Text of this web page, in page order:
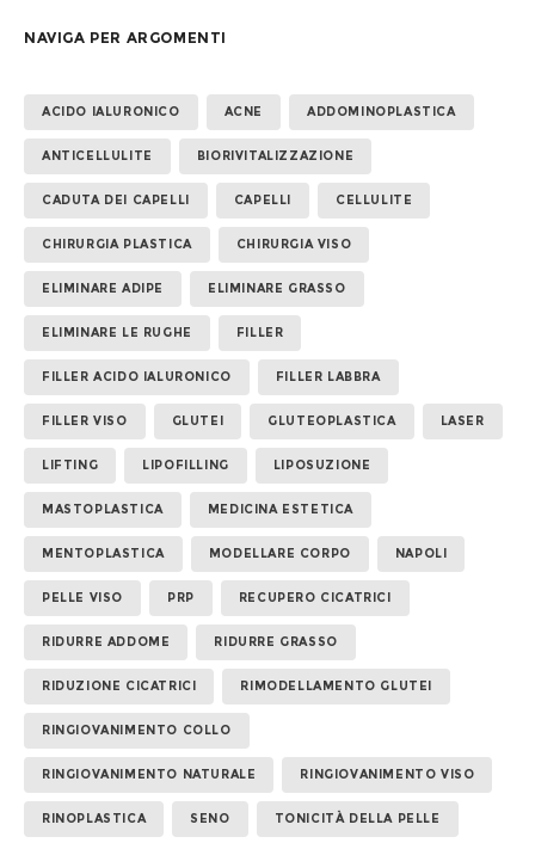
NAVIGA PER ARGOMENTI
ACIDO IALURONICO ACNE ADDOMINOPLASTICA
ANTICELLULITE BIORIVITALIZZAZIONE
CADUTA DEI CAPELLI CAPELLI CELLULITE
CHIRURGIA PLASTICA CHIRURGIA VISO
ELIMINARE ADIPE ELIMINARE GRASSO
ELIMINARE LE RUGHE FILLER
FILLER ACIDO IALURONICO FILLER LABBRA
FILLER VISO GLUTEI GLUTEOPLASTICA LASER
LIFTING LIPOFILLING LIPOSUZIONE
MASTOPLASTICA MEDICINA ESTETICA
MENTOPLASTICA MODELLARE CORPO NAPOLI
PELLE VISO PRP RECUPERO CICATRICI
RIDURRE ADDOME RIDURRE GRASSO
RIDUZIONE CICATRICI RIMODELLAMENTO GLUTEI
RINGIOVANIMENTO COLLO
RINGIOVANIMENTO NATURALE RINGIOVANIMENTO VISO
RINOPLASTICA SENO TONICITÀ DELLA PELLE